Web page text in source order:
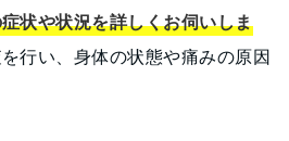
状や状況を詳しくお伺いしま
行い、身体の状態や痛みの原因